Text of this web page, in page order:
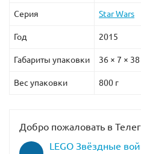
Серия Star Wars
Год 2015
Габариты упаковки 36 × 7 ×
Вес упаковки 800 г
Добро пожаловать в
LEGO Звёздные